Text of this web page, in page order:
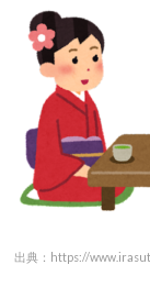
出典：https://